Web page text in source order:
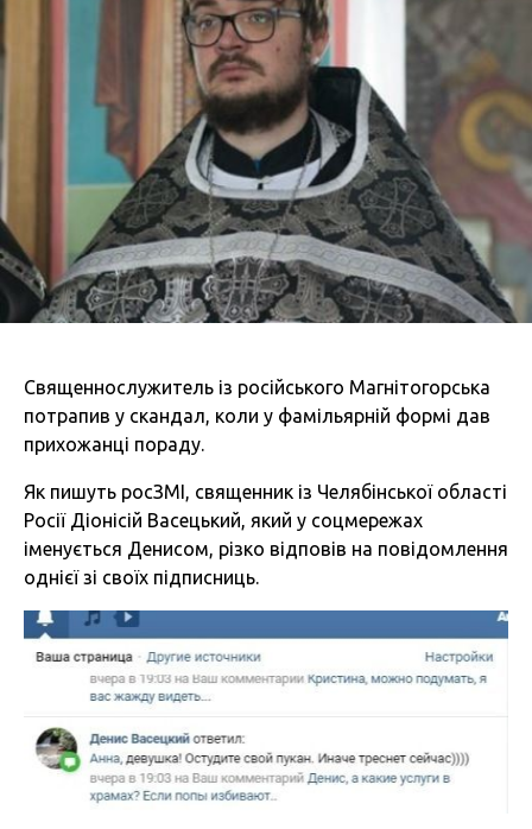
Священнослужитель із російського Магнітогорська
потрапив у скандал, коли у фамільярній формі дав
прихожанці пораду.
Як пишуть росЗМІ, священник із Челябінської області
Росії Діонісій Васецький, який у соцмережах
іменується Денисом, різко відповів на повідомлення
однієї зі своїх підписниць.